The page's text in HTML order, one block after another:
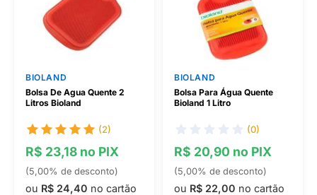
BIOLAND
Bolsa De Agua Quente 2
Litros Bioland
(2)
R$ 23,18 no PIX
(5,00% de desconto)
ou R$ 24,40 no cartão
BIOLAND
Bolsa Para Água Quente
Bioland 1 Litro
(0)
R$ 20,90 no PIX
(5,00% de desconto)
ou R$ 22,00 no cartão